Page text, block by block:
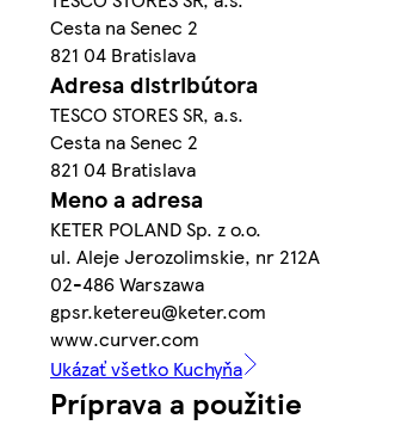
Cesta na Senec 2
821 04 Bratislava
Adresa distribútora
TESCO STORES SR, a.s.
Cesta na Senec 2
821 04 Bratislava
Meno a adresa
KETER POLAND Sp. z o.o.
ul. Aleje Jerozolimskie, nr 212A
02-486 Warszawa
gpsr.ketereu@keter.com
www.curver.com
Ukázať všetko Kuchyňa
Príprava a použitie